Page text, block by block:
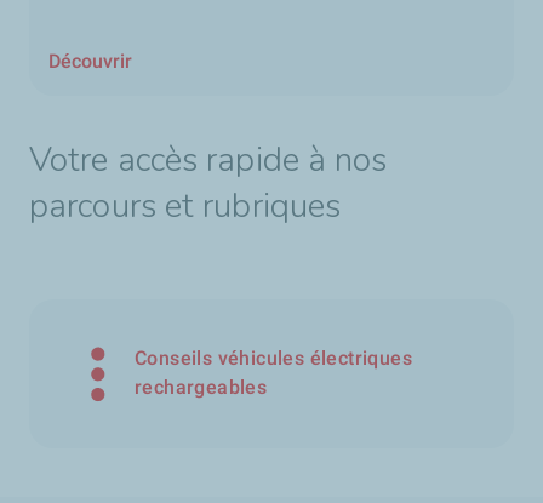
Découvrir
Votre accès rapide à nos
parcours et rubriques
Conseils véhicules électriques
rechargeables